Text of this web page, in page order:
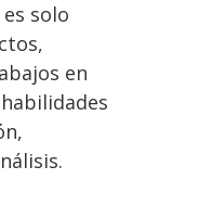
solo
en